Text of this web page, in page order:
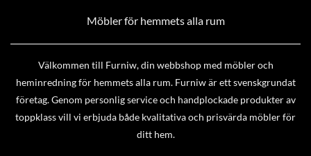
Möbler för hemmets alla rum
Välkommen till Furniw, din webbshop med möbler och
heminredning för hemmets alla rum. Furniw är ett svenskgrundat
företag. Genom personlig service och handplockade produkter av
toppklass vill vi erbjuda både kvalitativa och prisvärda möbler för
ditt hem.